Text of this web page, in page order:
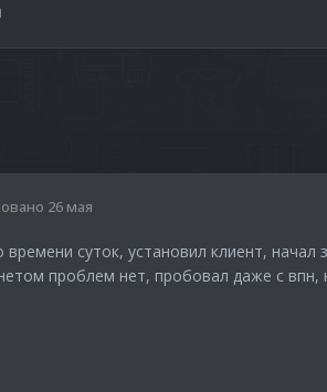
26 мая
времени суток, установил клиент, начал
проблем нет, пробовал даже с впн,